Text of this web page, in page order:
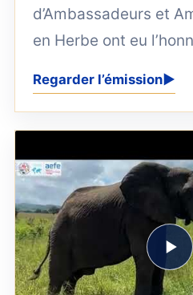
d’Ambassadeurs et
en Herbe ont eu
l’Ambassadrice de...
Regarder l’émission▶